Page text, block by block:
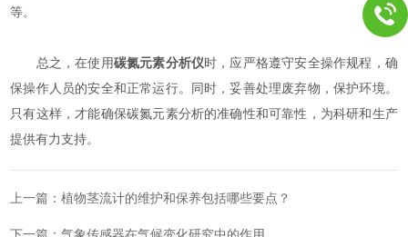
等。
总之，在使用碳氮元素分析仪时，应严格遵守安全操作规程，确
保操作人员的安全和正常运行。同时，妥善处理废弃物，保护环境。
只有这样，才能确保碳氮元素分析的准确性和可靠性，为科研和生产
提供有力支持。
上一篇：植物茎流计的维护和保养包括哪些要点？
下一篇：气象传感器在气候变化研究中的作用